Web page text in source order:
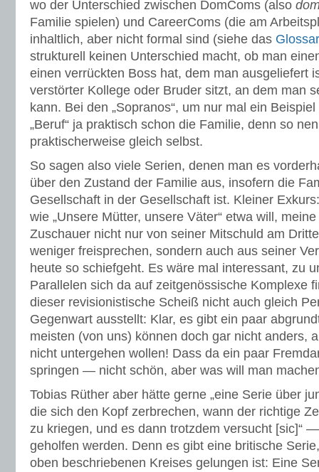
wo der Unterschied zwischen DomComs (also
Familie spielen) und CareerComs (die am
inhaltlich, aber nicht formal sind (siehe das
strukturell keinen Unterschied macht, ob man
einen verrückten Boss hat, dem man ausgeliefert
verstörter Kollege oder Bruder sitzt, an dem man
kann. Bei den „Sopranos“, um nur mal ein
„Beruf“ ja praktisch schon die Familie, denn so
praktischerweise gleich selbst.
So sagen also viele Serien, denen man es
über den Zustand der Familie aus, insofern die
Gesellschaft in der Gesellschaft ist. Kleiner
wie „Unsere Mütter, unsere Väter“ etwa will,
Zuschauer nicht nur von seiner Mitschuld am
weniger freisprechen, sondern auch aus seiner
heute so schiefgeht. Es wäre mal interessant, zu
Parallelen sich da auf zeitgenössische Komplexe
dieser revisionistische Scheiß nicht auch gleich
Gegenwart ausstellt: Klar, es gibt ein paar
meisten (von uns) können doch gar nicht anders,
nicht untergehen wollen! Dass da ein paar
springen — nicht schön, aber was will man
Tobias Rüther aber hätte gerne „eine Serie über
die sich den Kopf zerbrechen, wann der richtige
zu kriegen, und es dann trotzdem versucht [sic]“
geholfen werden. Denn es gibt eine britische
oben beschriebenen Kreises gelungen ist: Eine